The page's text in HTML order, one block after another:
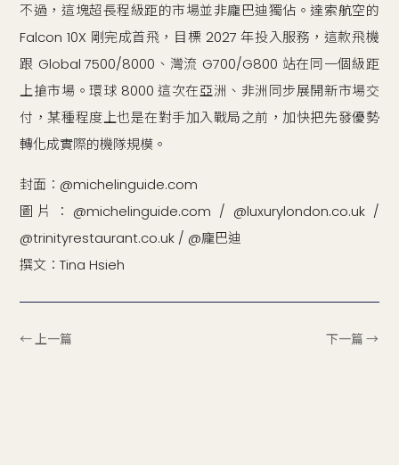
不過，這塊超長程級距的市場並非龐巴迪獨佔。達索航空的
Falcon 10X 剛完成首飛，目標 2027 年投入服務，這款飛機
跟 Global 7500/8000、灣流 G700/G800 站在同一個級距
上搶市場。環球 8000 這次在亞洲、非洲同步展開新市場交
付，某種程度上也是在對手加入戰局之前，加快把先發優勢
轉化成實際的機隊規模。
封面：@michelinguide.com
圖片：@michelinguide.com / @luxurylondon.co.uk /
@trinityrestaurant.co.uk / @龐巴迪
撰文：Tina Hsieh
← 上一篇 下一篇 →